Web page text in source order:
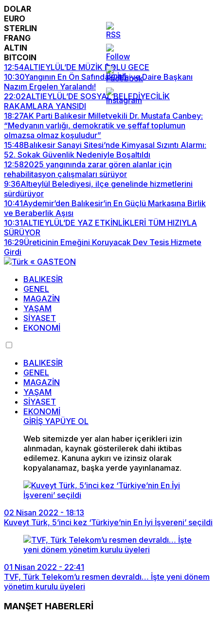
DOLAR
EURO
STERLIN
FRANG
ALTIN
BITCOIN
12:54ALTIEYLÜL’DE MÜZİK DOLU GECE
10:30Yangının En Ön Safındaki İtfaiye Daire Başkanı
Nazım Ergelen Yaralandı!
22:02ALTIEYLÜL’DE SOSYAL BELEDİYECİLİK
RAKAMLARA YANSIDI
18:27AK Parti Balıkesir Milletvekili Dr. Mustafa Canbey:
“Medyanın varlığı, demokratik ve şeffaf toplumun
olmazsa olmaz koşuludur”
15:48Balıkesir Sanayi Sitesi’nde Kimyasal Sızıntı Alarmı:
52. Sokak Güvenlik Nedeniyle Boşaltıldı
12:582025 yangınında zarar gören alanlar için
rehabilitasyon çalışmaları sürüyor
9:36Altıeylül Belediyesi, ilçe genelinde hizmetlerini
sürdürüyor
10:41Aydemir’den Balıkesir’in En Güçlü Markasına Birlik
ve Beraberlik Aşısı
10:31ALTIEYLÜL’DE YAZ ETKİNLİKLERİ TÜM HIZIYLA
SÜRÜYOR
16:29Üreticinin Emeğini Koruyacak Dev Tesis Hizmete
Girdi
BALIKESİR
GENEL
MAGAZİN
YAŞAM
SİYASET
EKONOMİ
BALIKESİR
GENEL
MAGAZİN
YAŞAM
SİYASET
EKONOMİ
GİRİŞ YAPÜYE OL
Web sitemizde yer alan haber içerikleri izin
alınmadan, kaynak gösterilerek dahi iktibas
edilemez. Kanuna aykırı ve izinsiz olarak
kopyalanamaz, başka yerde yayınlanamaz.
02 Nisan 2022 - 18:13
Kuveyt Türk, 5’inci kez ‘Türkiye’nin En İyi İşvereni’ seçildi
01 Nisan 2022 - 22:41
TVF, Türk Telekom’u resmen devraldı… İşte yeni dönem
yönetim kurulu üyeleri
MANŞET HABERLERİ